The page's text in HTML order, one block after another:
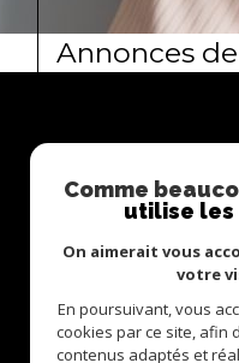
Annonces
Comme
utilise les
On aimerait vous
votre
En poursuivant, vous
cookies par ce site, afin
contenus adaptés et